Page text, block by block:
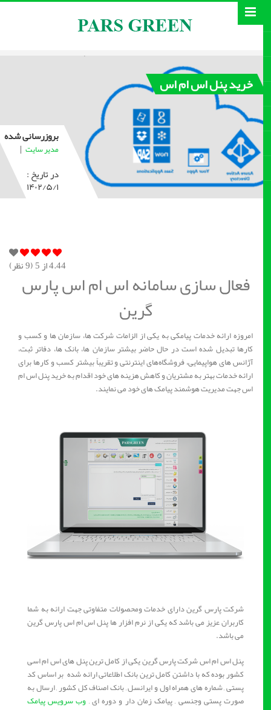
خرید پنل اس ام اس
بروزرسانی شده
مدیر سایت |
در تاریخ :
۱۴۰۲/۵/۱
4.44از 5 ( 9نظر)
فعال سازی سامانه اس ام اس پارس
گرین
امروزه ارائه خدمات پیامکی به یکی از الزامات شرکت ها، سازمان ها و کسب و
کارها تبدیل شده است در حال حاضر بیشتر سازمان ها، بانک ها، دفاتر ثبت،
آژانس های هواپیمایی، فروشگاه‌های اینترنتی و تقریباً بیشتر کسب و کارها برای
ارائه خدمات بهتر به مشتریان و کاهش هزینه های خود اقدام به خرید پنل اس ام
اس جهت مدیریت هوشمند پیامک های خود می نمایند.
شرکت پارس گرین دارای خدمات ومحصولات متفاوتی جهت ارائه به شما
کاربران عزیز می باشد که یکی از نرم افزار ها پنل اس ام اس پارس گرین
می باشد.
پنل اس ام اس شرکت پارس گرین یکی از کامل ترین پنل های اس ام اسی
کشور بوده که با داشتن کامل ترین بانک اطلاعاتی ارائه شده بر اساس کد
پستی , شماره های همراه اول و ایرانسل , بانک اصناف کل کشور , ارسال به
صورت پستی وجنسی , پیامک زمان دار و دوره ای ,وب سرویس پیامک